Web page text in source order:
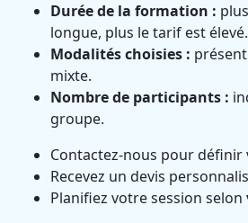
Durée de la formation :
longue, plus le tarif est élevé.
Modalités choisies :
mixte.
Nombre de participants :
groupe.
Contactez-nous pour définir
Recevez un devis
Planifiez votre session selon